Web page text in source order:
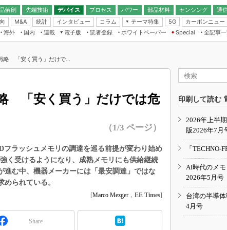
解剖
先端技術
デバイス
プロセス パワー 部品材料 センシング
通
無線
M&A 統計 インタビュー コラム
テーマ特集
フィジカルAI
読者調査（EE Times Research）
電源設計（EDN Japan）
エレクトロニクス入門（EDN
Japan）
5G カーボンニュー
IoT・エッジコンピューティ
EXPO
TECHNO-FRONTIER
人とくるま展
海外 国内
連載
みよう
the
新トレンド
電子版
読者登録 ホワイトペーパー
Special
全記事
略 「安く買う」だけで...
「安く買う」だけでは危
（1/3 ページ）
ラッシュメモリの調達を巡る前提が変わり始め
く受けるようになり、成熟メモリにも供給継続
進む中、機器メーカーには「最安調達」ではな
られている。
[Marco Mezger ， EE Times]
Share
印刷して読む
2026年上半
版2026年7月
「TECHNO-
AI時代のメ
2026年5月号
台湾の半導
4月号